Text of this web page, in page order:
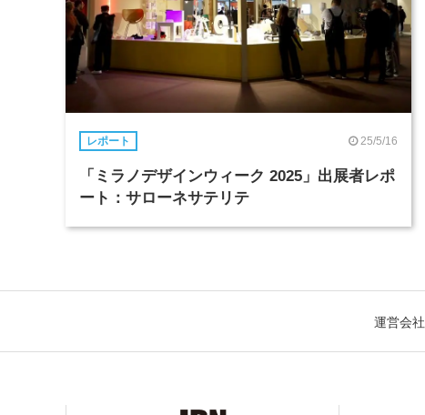
レポート 25/5/16
「ミラノデザインウィーク 2025」出展者レポ
ート：サローネサテリテ
運営会社